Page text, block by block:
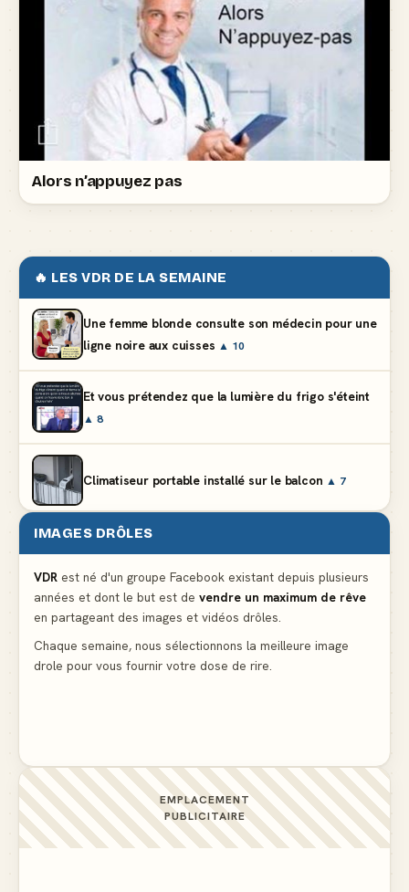
Alors n’appuyez pas
🔥 LES VDR DE LA SEMAINE
Une femme blonde consulte son médecin pour une
ligne noire aux cuisses ▲ 10
Et vous prétendez que la lumière du frigo s'éteint
▲ 8
Climatiseur portable installé sur le balcon ▲ 7
Le problème cardiaque du médecin ▲ 6
La voisine en bikini pour que le mari tonde la
pelouse
IMAGES DRÔLES
VDR est né d'un groupe Facebook existant depuis plusieurs
années et dont le but est de vendre un maximum de rêve
en partageant des images et vidéos drôles.
Chaque semaine, nous sélectionnons la meilleure image
drole pour vous fournir votre dose de rire.
EMPLACEMENT
PUBLICITAIRE